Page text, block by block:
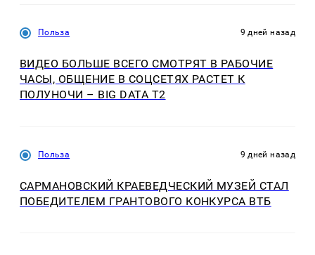
Польза 9 дней назад
ВИДЕО БОЛЬШЕ ВСЕГО СМОТРЯТ В РАБОЧИЕ
ЧАСЫ, ОБЩЕНИЕ В СОЦСЕТЯХ РАСТЕТ К
ПОЛУНОЧИ – BIG DATA T2
Польза 9 дней назад
САРМАНОВСКИЙ КРАЕВЕДЧЕСКИЙ МУЗЕЙ СТАЛ
ПОБЕДИТЕЛЕМ ГРАНТОВОГО КОНКУРСА ВТБ